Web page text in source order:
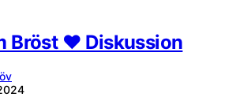
Bröst ❤️ Diskussion